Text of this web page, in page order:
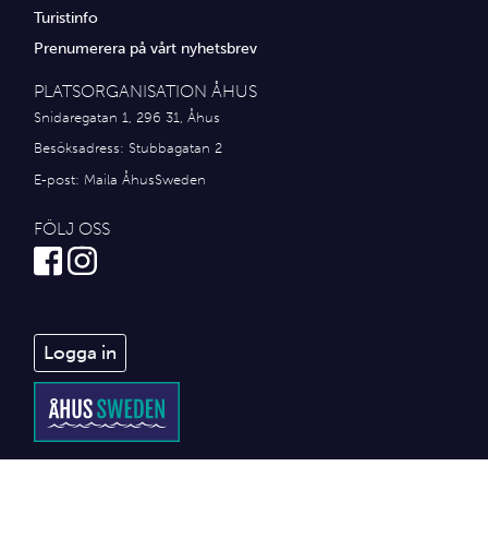
Turistinfo
Prenumerera på vårt nyhetsbrev
PLATSORGANISATION ÅHUS
Snidaregatan 1, 296 31, Åhus
Besöksadress: Stubbagatan 2
E-post: Maila ÅhusSweden
FÖLJ OSS
Logga in